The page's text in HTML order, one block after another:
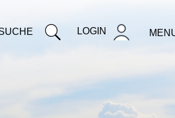
LOGIN